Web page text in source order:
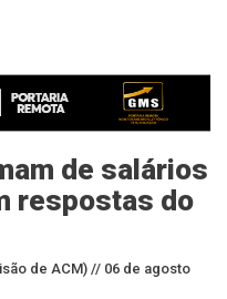
de salários
respostas do
de ACM) // 06 de agosto